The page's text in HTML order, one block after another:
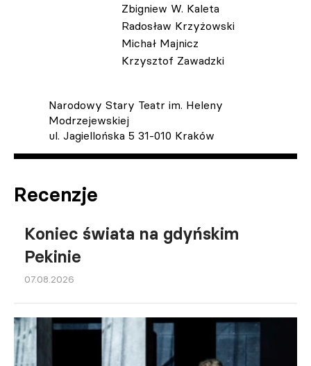
Zbigniew W. Kaleta
Radosław Krzyżowski
Michał Majnicz
Krzysztof Zawadzki
Narodowy Stary Teatr im. Heleny
Modrzejewskiej
ul. Jagiellońska 5 31-010 Kraków
Recenzje
Koniec świata na gdyńskim
Pekinie
07.08.2026